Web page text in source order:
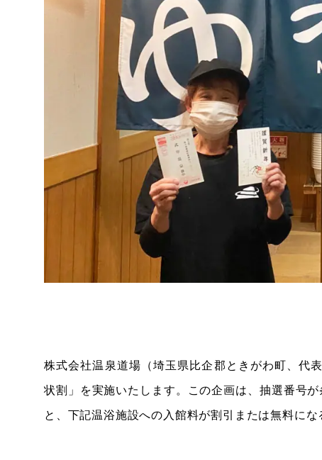
株式会社温泉道場（埼玉県比企郡ときがわ町、代
状割」を実施いたします。この企画は、抽選番号
と、下記温浴施設への入館料が割引または無料にな